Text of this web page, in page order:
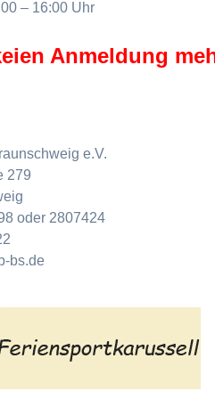
– 16:00 Uhr
Anmeldung
e.V.
279
oder 2807424
bs.de